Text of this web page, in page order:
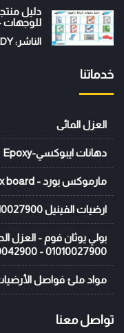
دليل
للوجهات
الناشر: KHALAD ELKADY
خدماتنا
العزل المائى
دهانات ايبوكسي-Epoxy
مارموكس بورد - marmox board
ارضيات الفينيل 01010027900 - 01010042900.
بولي يوثان فوم - العزل
01010027900 - 01010042900
مواد ملئ فواصل
تواصل معنا